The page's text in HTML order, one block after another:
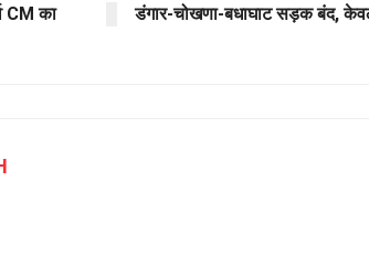
CM का
डंगार-चोखणा-बधाघाट सड़क बंद,